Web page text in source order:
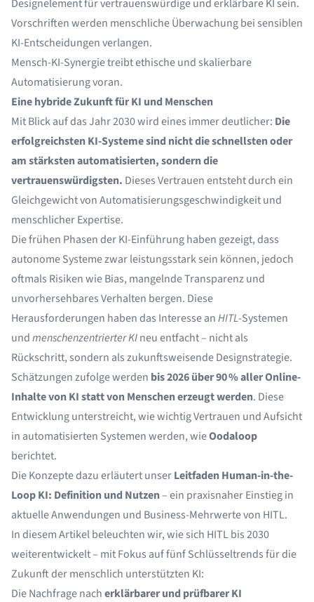
Designelement für vertrauenswürdige und erklärbare KI sein.
Vorschriften werden menschliche Überwachung bei sensiblen
KI-Entscheidungen verlangen.
Mensch-KI-Synergie treibt ethische und skalierbare
Automatisierung voran.
Eine hybride Zukunft für KI und Menschen
Mit Blick auf das Jahr 2030 wird eines immer deutlicher: Die
erfolgreichsten KI-Systeme sind nicht die schnellsten oder
am stärksten automatisierten, sondern die
vertrauenswürdigsten. Dieses Vertrauen entsteht durch ein
Gleichgewicht von Automatisierungsgeschwindigkeit und
menschlicher Expertise.
Die frühen Phasen der KI-Einführung haben gezeigt, dass
autonome Systeme zwar leistungsstark sein können, jedoch
oftmals Risiken wie Bias, mangelnde Transparenz und
unvorhersehbares Verhalten bergen. Diese
Herausforderungen haben das Interesse anHITL-Systemen
undmenschenzentrierter KIneu entfacht – nicht als
Rückschritt, sondern als zukunftsweisende Designstrategie.
Schätzungen zufolge werden bis 2026 über 90 % aller Online-
Inhalte von KI statt von Menschen erzeugt werden. Diese
Entwicklung unterstreicht, wie wichtig Vertrauen und Aufsicht
in automatisierten Systemen werden, wieOodaloop
berichtet.
Die Konzepte dazu erläutert unserLeitfadenHuman-in-the-
Loop KI: Definition und Nutzen– ein praxisnaher Einstieg in
aktuelle Anwendungen und Business-Mehrwerte von HITL.
In diesem Artikel beleuchten wir, wie sich HITL bis 2030
weiterentwickelt – mit Fokus auf fünf Schlüsseltrends für die
Zukunft der menschlich unterstützten KI:
Die Nachfrage nacherklärbarer und prüfbarer KI